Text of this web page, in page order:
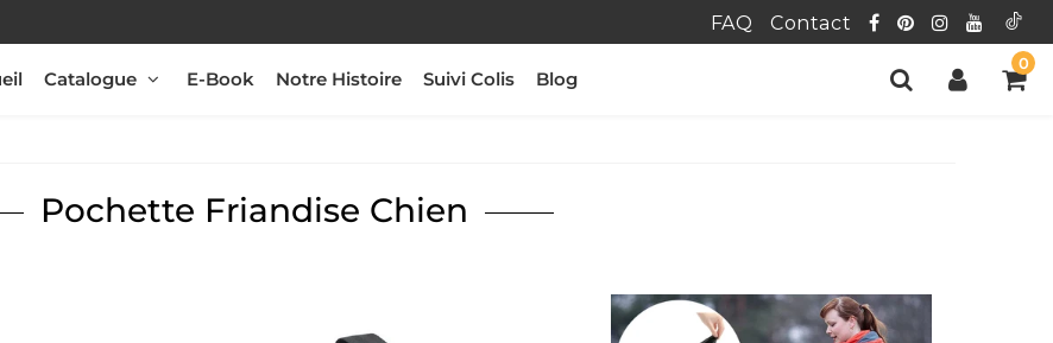
FAQ Contact
Catalogue E-Book Notre Histoire Suivi Colis Blog
0
Pochette Friandise Chien